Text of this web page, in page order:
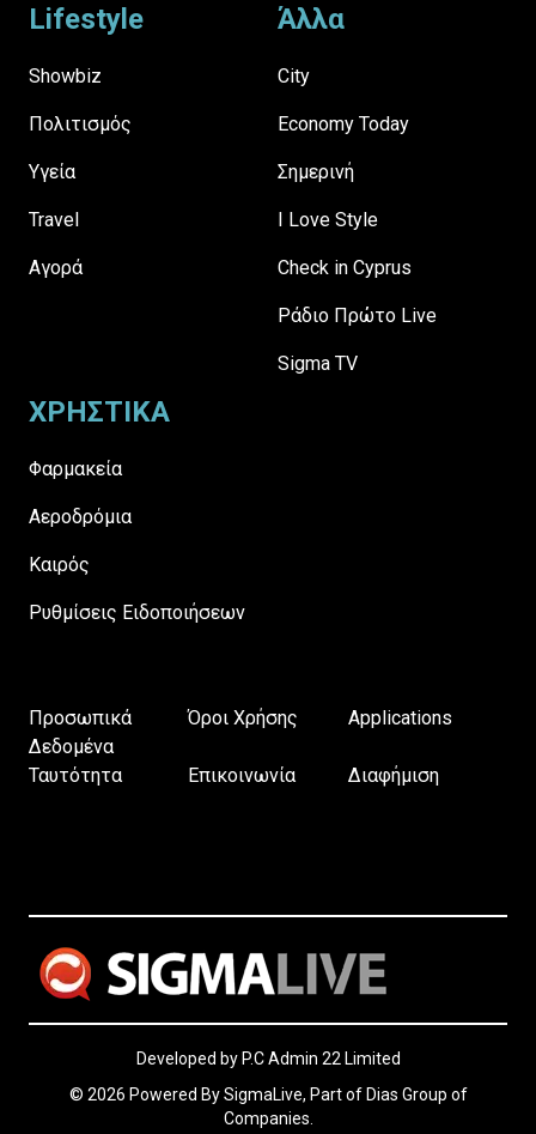
Lifestyle
Showbiz
Πολιτισμός
Υγεία
Travel
Αγορά
Άλλα
City
Economy Today
Σημερινή
I Love Style
Check in Cyprus
Ράδιο Πρώτο Live
Sigma TV
ΧΡΗΣΤΙΚΑ
Φαρμακεία
Αεροδρόμια
Καιρός
Ρυθμίσεις Ειδοποιήσεων
Προσωπικά
Δεδομένα
Όροι Χρήσης Applications
Ταυτότητα Επικοινωνία Διαφήμιση
Developed by P.C Admin 22 Limited
© 2026 Powered By SigmaLive, Part of Dias Group of
Companies.